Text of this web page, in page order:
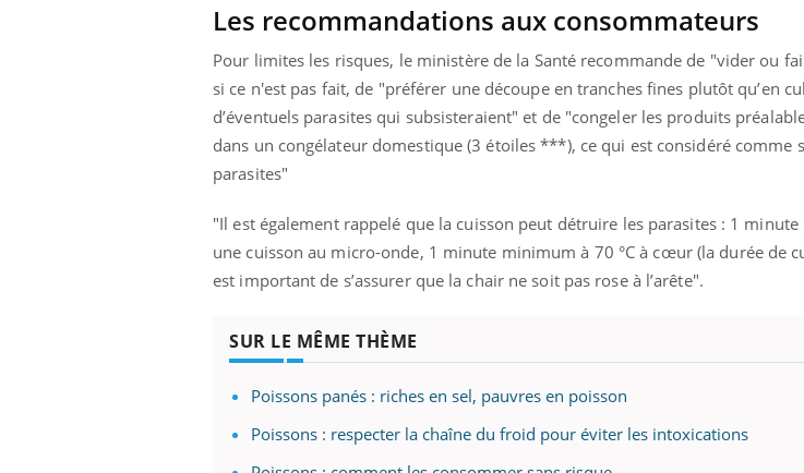
Les recommandations aux consommateurs
Pour limites les risques, le ministère de la Santé recommande de "vider ou
si ce n'est pas fait, de "préférer une découpe en tranches fines plutôt qu’en
d’éventuels parasites qui subsisteraient" et de "congeler les produits
dans un congélateur domestique (3 étoiles ***), ce qui est considéré comme
parasites"
"Il est également rappelé que la cuisson peut détruire les parasites : 1
une cuisson au micro-onde, 1 minute minimum à 70 °C à cœur (la durée de
est important de s’assurer que la chair ne soit pas rose à l’arête".
SUR LE MÊME THÈME
Poissons panés : riches en sel, pauvres en poisson
Poissons : respecter la chaîne du froid pour éviter les intoxications
Coup de food sur le diabète, c'est votre
nouveau rendez-vous culinaire qui
bouscule les idées reçues ! Dans cet
épisode, une ...
être globalYoutube
"Les rendez-vous de la santé et de la
qualité de vie au travail" de Pourquoi
Docteur reçoivent Régis Blugeon, DRH et